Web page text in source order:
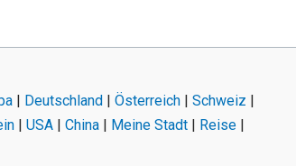
| Deutschland Österreich| Schweiz
| USA| China| Meine Stadt| Reise|